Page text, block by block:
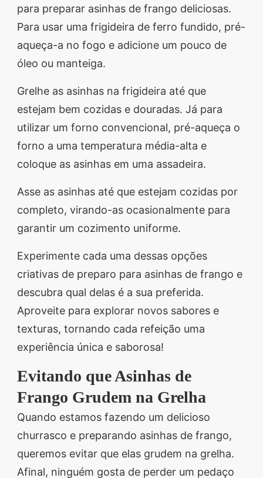
para preparar asinhas de frango deliciosas.
Para usar uma frigideira de ferro fundido, pré-
aqueça-a no fogo e adicione um pouco de
óleo ou manteiga.
Grelhe as asinhas na frigideira até que
estejam bem cozidas e douradas. Já para
utilizar um forno convencional, pré-aqueça o
forno a uma temperatura média-alta e
coloque as asinhas em uma assadeira.
Asse as asinhas até que estejam cozidas por
completo, virando-as ocasionalmente para
garantir um cozimento uniforme.
Experimente cada uma dessas opções
criativas de preparo para asinhas de frango e
descubra qual delas é a sua preferida.
Aproveite para explorar novos sabores e
texturas, tornando cada refeição uma
experiência única e saborosa!
Evitando que Asinhas de
Frango Grudem na Grelha
Quando estamos fazendo um delicioso
churrasco e preparando asinhas de frango,
queremos evitar que elas grudem na grelha.
Afinal, ninguém gosta de perder um pedaço